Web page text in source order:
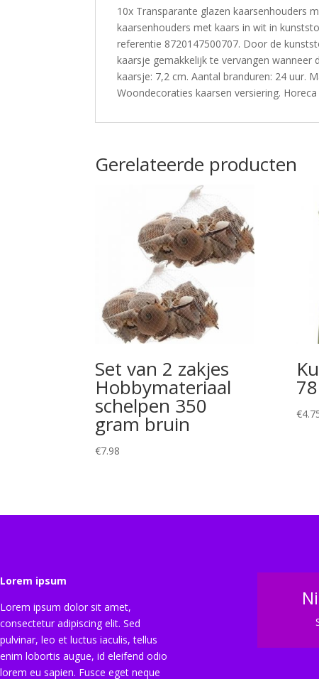
10x Transparante glazen kaarsenhouders
kaarsenhouders met kaars in wit in
referentie 8720147500707. Door de
kaarsje gemakkelijk te vervangen
kaarsje: 7,2 cm. Aantal branduren: 24 uur.
Woondecoraties kaarsen versiering.
Gerelateerde producten
Set van 2 zakjes
Hobbymateriaal
schelpen 350
gram bruin
€7.98
€
Lorem ipsum
Lorem ipsum dolor sit amet,
consectetur adipiscing elit. Sed
pulvinar, leo et luctus iaculis, tellus
enim lobortis augue, id eleifend odio
lorem eu sapien. Fusce eget neque